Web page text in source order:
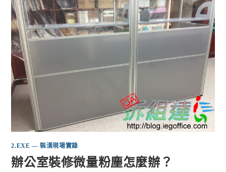
2.EXE — 裝潢現場實錄
辦公室裝修微量粉塵怎麼辦？